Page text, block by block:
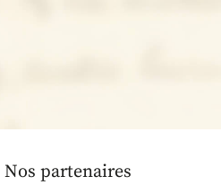
Nos partenaires